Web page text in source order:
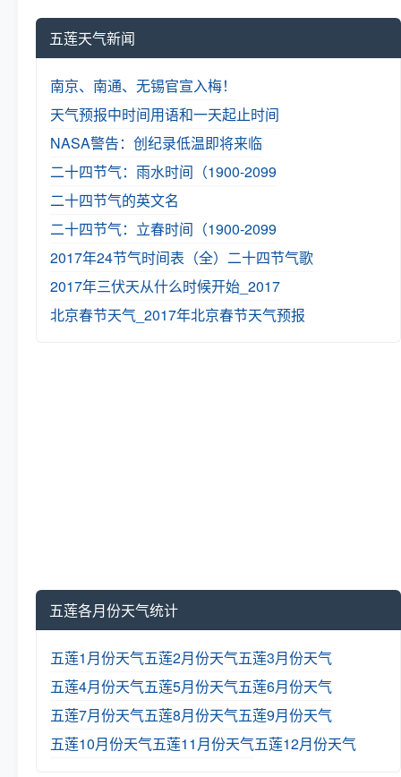
五莲天气新闻
南京、南通、无锡官宣入梅！
天气预报中时间用语和一天起止时间
NASA警告：创纪录低温即将来临
二十四节气：雨水时间（1900-2099
二十四节气的英文名
二十四节气：立春时间（1900-2099
2017年24节气时间表（全） 二十四节气歌
2017年三伏天从什么时候开始_2017
北京春节天气_2017年北京春节天气预报
五莲各月份天气统计
五莲1月份天气五莲2月份天气五莲3月份天气
五莲4月份天气五莲5月份天气五莲6月份天气
五莲7月份天气五莲8月份天气五莲9月份天气
五莲10月份天气五莲11月份天气五莲12月份天气